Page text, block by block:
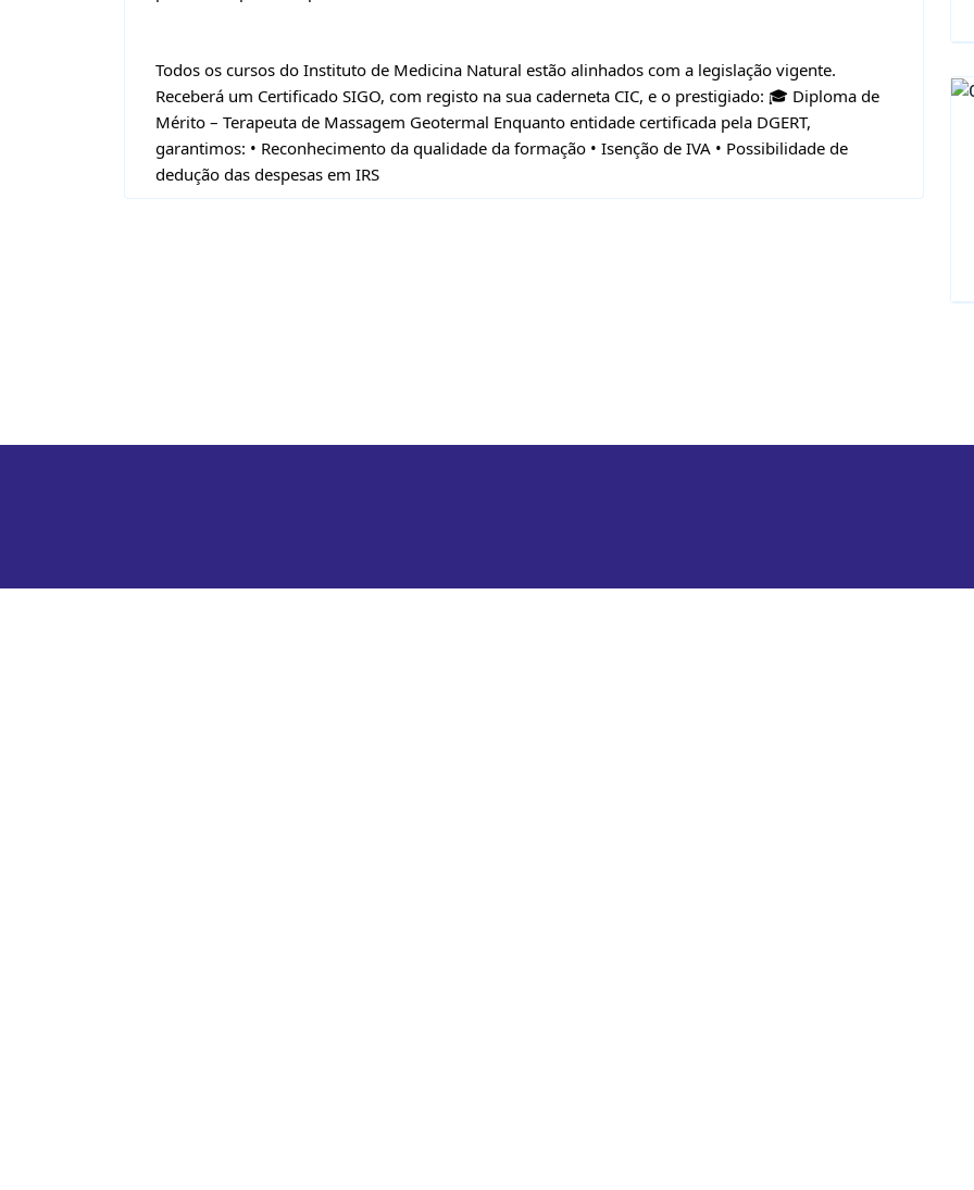
Todos os cursos do Instituto de Medicina Natural estão alinhados com a legislação vigente.
Receberá um Certificado SIGO, com registo na sua caderneta CIC, e o prestigiado: 🎓 Diploma de
Mérito – Terapeuta de Massagem Geotermal Enquanto entidade certificada pela DGERT,
garantimos: • Reconhecimento da qualidade da formação • Isenção de IVA • Possibilidade de
dedução das despesas em IRS